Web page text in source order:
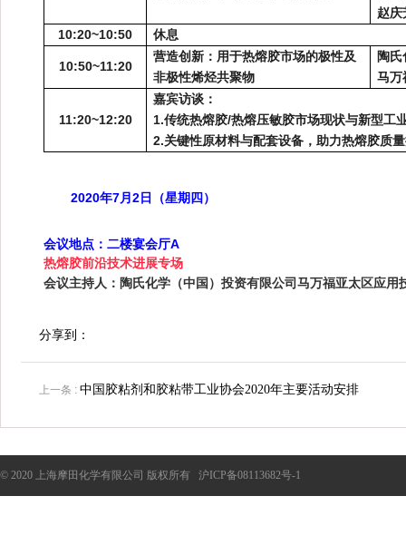
赵庆
10:20~10:50 休息
10:50~11:20
营造创新：用于热熔胶市场的极性及
非极性烯烃共聚物
陶
马万
11:20~12:20
嘉宾访谈：
1.传统热熔胶/热熔压敏胶市场现状与新型工
2.关键性原材料与配套设备，助力热熔胶质
2020年7月 2 日（星期四）
会议地点： 二楼宴会厅A
热熔胶前沿技术进展专场
会议主持人：陶氏化学（中国）投资有限公司 马万福亚太区应用
分享到：
上一条 : 中国胶粘剂和胶粘带工业协会2020年主要活动安排
© 2020 上海摩田化学有限公司 版权所有 沪ICP备08113682号-1